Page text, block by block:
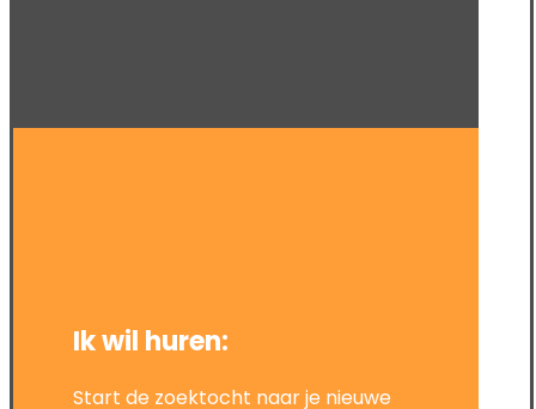
Ik wil huren:
Start de zoektocht naar je nieuwe